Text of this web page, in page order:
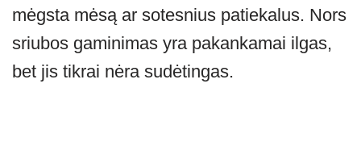
p
p
m g
er
o
o
k
mėgsta mėsą ar sotesnius patiekalus. Nors
sriubos gaminimas yra pakankamai ilgas,
bet jis tikrai nėra sudėtingas.